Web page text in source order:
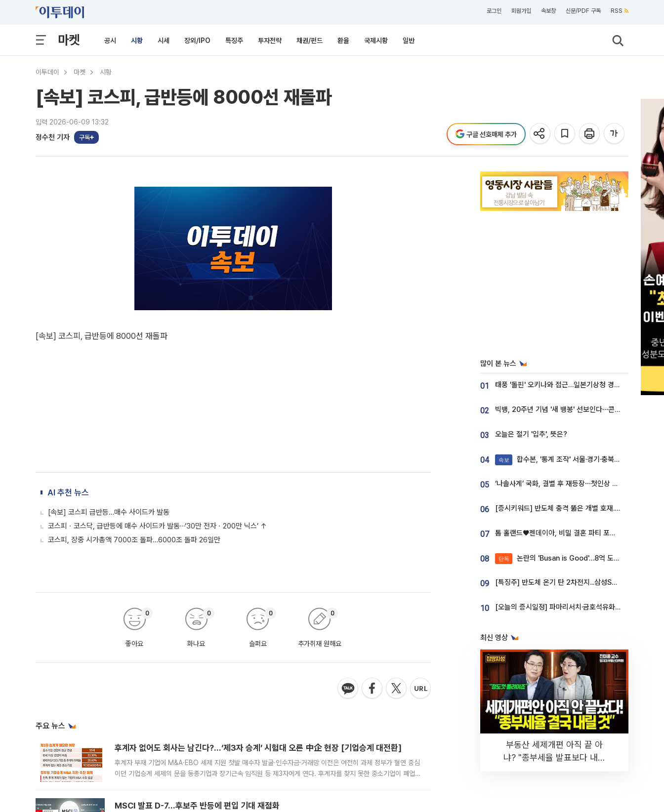
로그인 회원가입 속보창 신문/PDF 구독 RSS
마켓 공시 시황 시세 장외/IPO 특징주 투자전략 채권/펀드 환율 국제시황 일반
이투데이 마켓 시황
[속보] 코스피, 급반등에 8000선 재돌파
입력 2026-06-09 13:32
정수천 기자 구독 구글 선호매체 추가
[속보] 코스피, 급반등에 8000선 재돌파
AI 추천 뉴스
[속보] 코스피 급반등…매수 사이드카 발동
코스피ㆍ코스닥, 급반등에 매수 사이드카 발동⋯‘30만 전자ㆍ200만 닉스’ ↑
코스피, 장중 시가총액 7000조 돌파…6000조 돌파 26일만
좋아요
0
화나요
0
슬퍼요
0
추가취재 원해요
0
주요 뉴스
후계자 없어도 회사는 남긴다?…‘제3자 승계’ 시험대 오른 中企 현장 [기업승계 대전환]
후계자 부재 기업에 M&A·EBO 세제 지원 첫발 매수자 발굴·인수자금·거래망 이전은 여전히 과제 정부가 혈연 중심
이던 기업승계 세제의 문을 동종기업과 장기근속 임직원 등 제3자에게 연다. 후계자를 찾지 못한 중소기업이 폐업
MSCI 발표 D-7…후보주 반등에 편입 기대 재점화
많이 본 뉴스
01 태풍 '돌핀' 오키나와 접근…일본기상청 경로 업데이트
02 빅뱅, 20주년 기념 '새 뱅봉' 선보인다⋯콘서트 앞두고 팝업 개최
03 오늘은 절기 '입추', 뜻은?
04 속보 합수본, '통계 조작' 서울·경기·충북 선관위 등 추가 압수수색
05 ‘나솔사계’ 국화, 결별 후 재등장⋯첫인상 투표 휩쓸고 ‘인기녀’ 등극
06 [증시키워드] 반도체 충격 뚫은 개별 호재...포스코퓨처엠·에코프로·한화솔루션 '눈길'
07 톰 홀랜드♥젠데이아, 비밀 결혼 파티 포착⋯호텔 대관비만 9억
08 단독 논란의 'Busan is Good'…8억 도시브랜드, 용산 대통령실 CI 업체가 수행
09 [특징주] 반도체 온기 탄 2차전지...삼성SDI, 장 초반 7% 넘게 껑충
10 [오늘의 증시일정] 파마리서치·금호석유화학·코오롱인더·상상인증권 등
최신 영상
부동산 세제개편 아직 끝 아
냐? "종부세율 발표보다 내릴